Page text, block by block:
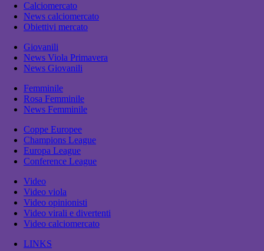
Calciomercato
News calciomercato
Obiettivi mercato
Giovanili
News Viola Primavera
News Giovanili
Femminile
Rosa Femminile
News Femminile
Coppe Europee
Champions League
Europa League
Conference League
Video
Video viola
Video opinionisti
Video virali e divertenti
Video calciomercato
LINKS